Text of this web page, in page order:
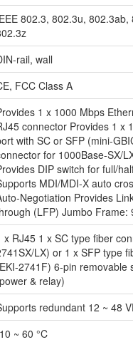
802.3, 802.3u, 802.3ab,
rail, wall
FCC Class A
1 x 1000 Mbps
connector Provides 1 x
with SC or SFP (mini-
for 1000Base-SX/
DIP switch for full/
MDI/MDI-X auto
Negotiation Provides
(LFP) Jumbo Frame:
x RJ45 1 x SC type fiber
LX) or 1 x SFP type
2741F) 6-pin removable
& relay)
redundant 12 ~ 48
~ 60 °C